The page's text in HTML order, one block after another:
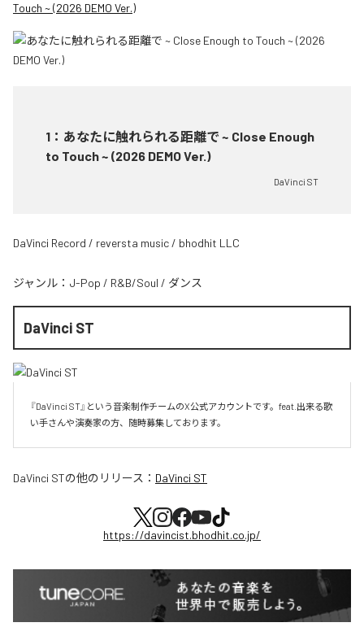
Touch ~ (2026 DEMO Ver.)
1 ： あなたに触れられる距離で ~ Close Enough
to Touch ~ (2026 DEMO Ver.)
DaVinci ST
DaVinci Record / reversta music / bhodhit LLC
ジャンル： J-Pop / R&B/Soul / ダンス
DaVinci ST
『DaVinci ST』という音楽制作チームのX公式アカウントです。feat.出来る歌
い手さんや演奏家の方、随時募集しております。
DaVinci STの他のリリース： DaVinci ST
https://davincist.bhodhit.co.jp/